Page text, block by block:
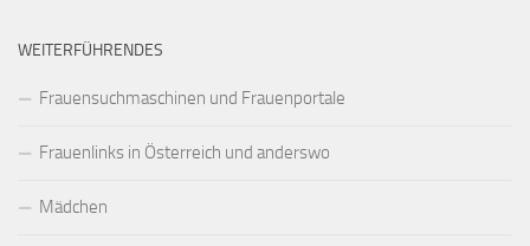
WEITERFÜHRENDES
Frauensuchmaschinen und Frauenportale
Frauenlinks in Österreich und anderswo
Mädchen